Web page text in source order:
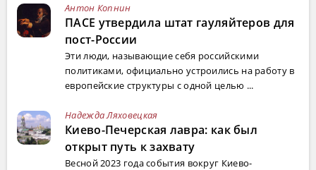
Антон Копнин
ПАСЕ утвердила штат гауляйтеров для
пост-России
Эти люди, называющие себя российскими
политиками, официально устроились на работу в
европейские структуры с одной целью ...
Надежда Ляховецкая
Киево-Печерская лавра: как был
открыт путь к захвату
Весной 2023 года события вокруг Киево-